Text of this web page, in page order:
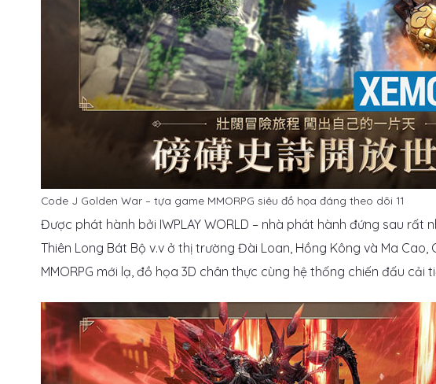
Code J Golden War – tựa game MMORPG siêu đồ họa đáng theo dõi 11
Được phát hành bởi IWPLAY WORLD – nhà phát hành đứng sau rất
Thiên Long Bát Bộ v.v ở thị trường Đài Loan, Hồng Kông và Ma
MMORPG mới lạ, đồ họa 3D chân thực cùng hệ thống chiến đấu cải